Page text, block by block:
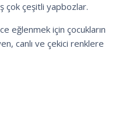
çok çeşitli yapbozlar.
eğlenmek için çocukların
canlı ve çekici renklere